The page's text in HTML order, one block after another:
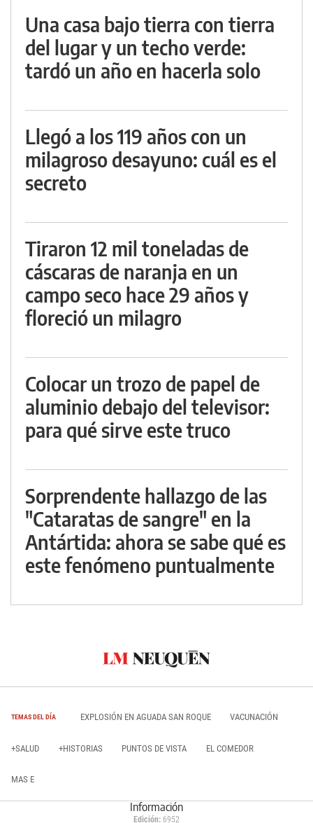
Una casa bajo tierra con tierra
del lugar y un techo verde:
tardó un año en hacerla solo
Llegó a los 119 años con un
milagroso desayuno: cuál es el
secreto
Tiraron 12 mil toneladas de
cáscaras de naranja en un
campo seco hace 29 años y
floreció un milagro
Colocar un trozo de papel de
aluminio debajo del televisor:
para qué sirve este truco
Sorprendente hallazgo de las
"Cataratas de sangre" en la
Antártida: ahora se sabe qué es
este fenómeno puntualmente
TEMAS DEL DÍA EXPLOSIÓN EN AGUADA SAN ROQUE VACUNACIÓN
+SALUD +HISTORIAS PUNTOS DE VISTA EL COMEDOR
MAS E
Información
Edición: 6952